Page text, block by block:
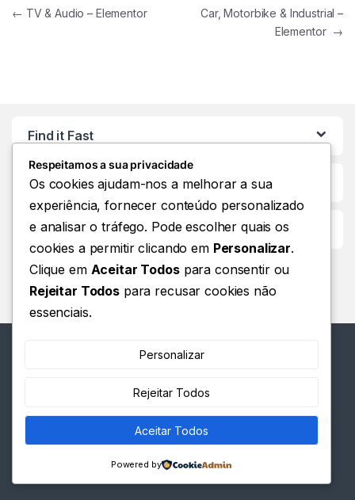
← TV & Audio – Elementor
Car, Motorbike & Industrial –
Elementor →
Find it Fast
Customer Care
Tem alguma dúvida? Ligue
+244 924 358 088
Respeitamos a sua privacidade
Os cookies ajudam-nos a melhorar a sua
experiência, fornecer conteúdo personalizado
e analisar o tráfego. Pode escolher quais os
cookies a permitir clicando em Personalizar.
Clique em Aceitar Todospara consentir ou
Rejeitar Todos para recusar cookies não
essenciais.
Personalizar
Rejeitar Todos
Aceitar Todos
Powered by